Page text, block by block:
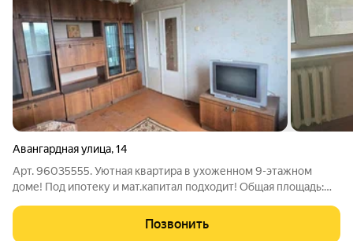
Авангардная улица,14
Арт. 96035555. Уютная квартира в ухоженном 9-этажном
доме! Под ипотеку и мат.капитал подходит! Общая площадь:
Качественные окна с двойным
Позвонить